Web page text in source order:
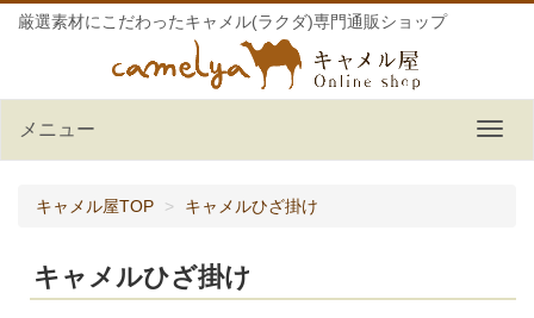
厳選素材にこだわったキャメル(ラクダ)専門通販ショップ
メニュー
キャメル屋TOP キャメルひざ掛け
キャメルひざ掛け